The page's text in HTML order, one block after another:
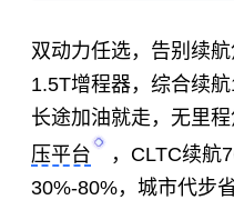
双动力任选，告别续
1.5T增程器，综合续
长途加油就走，无里
压平台
，CLTC续航
30%-80%，城市代步